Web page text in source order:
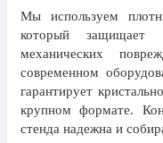
1 апреля, День смеха
Апрель, Месячник по
благоустройству
День геолога (первое
апреля)
Мы используем
который защищает
механических
современном
гарантирует
крупном формате.
стенда надежна и